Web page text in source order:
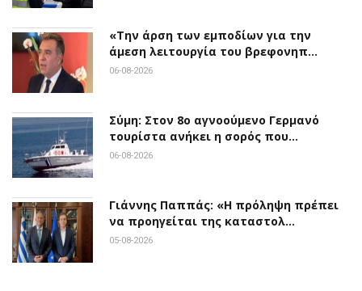
«Την άρση των εμποδίων για την
άμεση λειτουργία του βρεφονηπ…
06-08-2026
Σύμη: Στον 8ο αγνοούμενο Γερμανό
τουρίστα ανήκει η σορός που…
06-08-2026
Γιάννης Παππάς: «Η πρόληψη πρέπει
να προηγείται της καταστολ…
05-08-2026